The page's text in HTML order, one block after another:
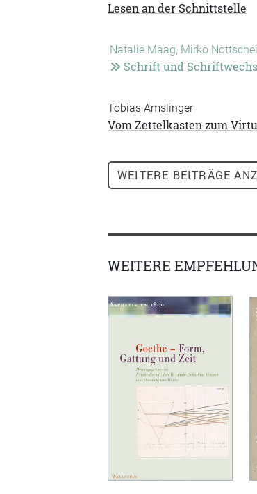
Lesen an der Schnittstelle
Natalie Maag, Mirko
Schrift und
Tobias Amslinger
Vom Zettelkasten zum
WEITERE BEITRÄGE
WEITERE